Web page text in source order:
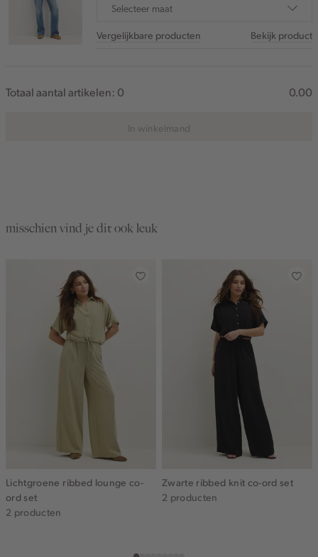
Selecteer maat
Vergelijkbare producten Bekijk product
Totaal aantal artikelen: 0 0.00
In winkelmand
misschien vind je dit ook leuk
Lichtgroene ribbed lounge co-
ord set
2 producten
Zwarte ribbed knit co-ord set
2 producten